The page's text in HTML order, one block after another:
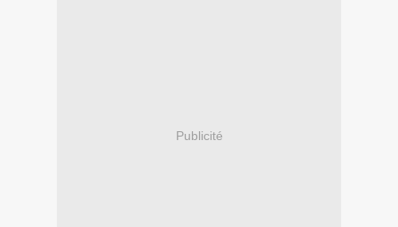
Publicité